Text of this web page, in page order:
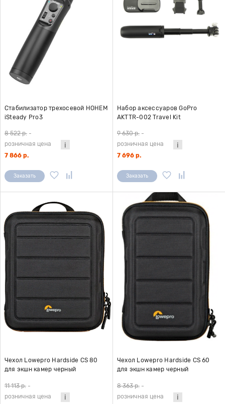
Стабилизатор трехосевой HOHEM
iSteady Pro3
8 522 р. -
розничная цена
7 866 р.
Заказать
Набор аксессуаров GoPro
AKTTR-002 Travel Kit
9 630 р. -
розничная цена
7 696 р.
Заказать
Чехол Lowepro Hardside CS 80
для экшн камер черный
11 113 р. -
розничная цена
Чехол Lowepro Hardside CS 60
для экшн камер черный
8 363 р. -
розничная цена